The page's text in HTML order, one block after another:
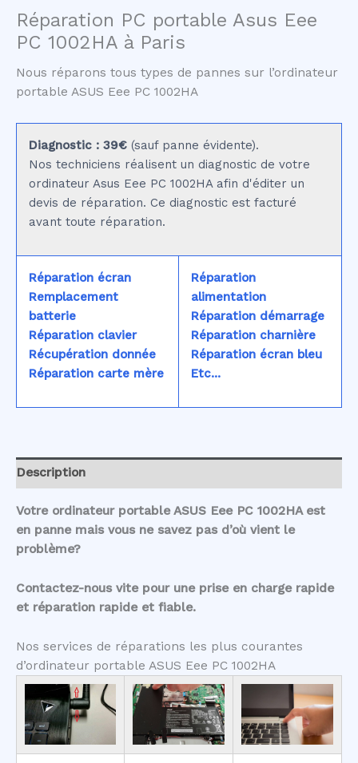
Réparation PC portable Asus Eee
PC 1002HA à Paris
Nous réparons tous types de pannes sur l’ordinateur
portable ASUS Eee PC 1002HA
Diagnostic : 39€ (sauf panne évidente).
Nos techniciens réalisent un diagnostic de votre
ordinateur Asus Eee PC 1002HA afin d'éditer un
devis de réparation. Ce diagnostic est facturé
avant toute réparation.
Réparation écran
Remplacement
batterie
Réparation clavier
Récupération donnée
Réparation carte mère
Réparation
alimentation
Réparation démarrage
Réparation charnière
Réparation écran bleu
Etc...
Description
Votre ordinateur portable ASUS Eee PC 1002HA est
en panne mais vous ne savez pas d’où vient le
problème?
Contactez-nous vite pour une prise en charge rapide
et réparation rapide et fiable.
Nos services de réparations les plus courantes
d’ordinateur portable ASUS Eee PC 1002HA